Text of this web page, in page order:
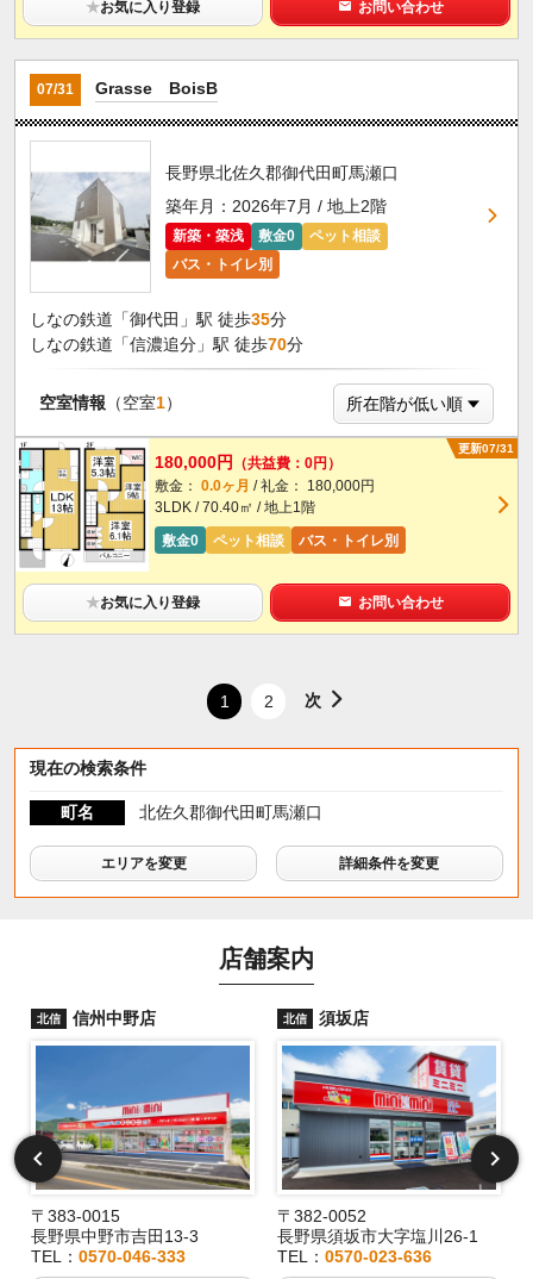
★お気に入り登録 お問い合わせ
07/31 Grasse BoisB
長野県北佐久郡御代田町馬瀬口
築年月：2026年7月 / 地上2階
新築・築浅 敷金0
ペット相談
バス・トイレ別
しなの鉄道「御代田」駅 徒歩35分
しなの鉄道「信濃追分」駅 徒歩70分
空室情報 （空室1）
更新07/31
180,000円
（共益費：0円）
敷金： 0.0ヶ月 / 礼金： 180,000円
3LDK / 70.40㎡ / 地上1階
敷金0
ペット相談 バス・トイレ別
★お気に入り登録 お問い合わせ
1 2 次
現在の検索条件
町名 北佐久郡御代田町馬瀬口
エリアを変更 詳細条件を変更
店舗案内
北信 信州中野店
〒383-0015
長野県中野市吉田13-3
TEL： 0570-046-333
北信 須坂店
〒382-0052
長野県須坂市大字塩川26-1
TEL：0570-023-636